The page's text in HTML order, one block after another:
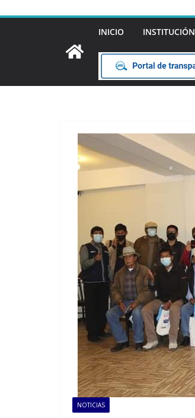
INICIO INSTITUCIÓN
NOTICIAS